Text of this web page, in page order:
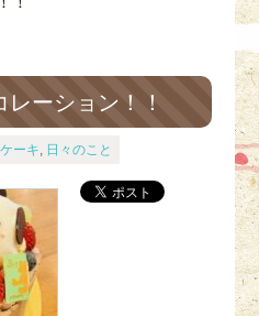
ーション！！
ーキ 日々のこと